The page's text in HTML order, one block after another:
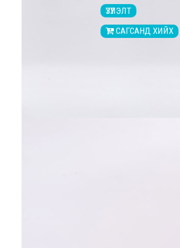
ҮЗҮҮЛЭЛТ
САГСАНД ХИЙХ